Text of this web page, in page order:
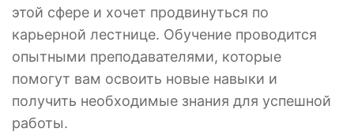
этой сфере и хочет продвинуться по
карьерной лестнице. Обучение проводится
опытными преподавателями, которые
помогут вам освоить новые навыки и
получить необходимые знания для успешной
работы.